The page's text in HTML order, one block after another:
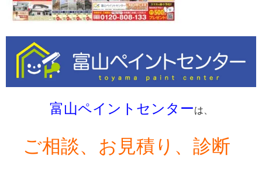
富山ペイントセンターは、
ご相談、お見積り、診断